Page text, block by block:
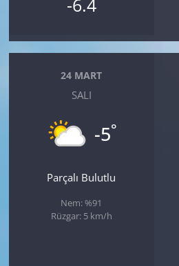
-6.4
24 MART
SALI
-5°
Parçalı Bulutlu
Nem: %91
Rüzgar: 5 km/h